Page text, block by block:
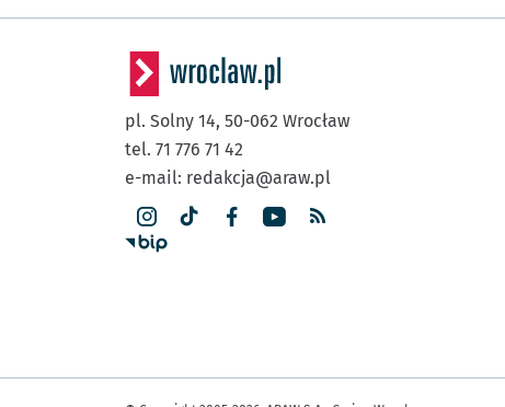
pl. Solny 14, 50-062 Wrocław
tel. 71 776 71 42
e-mail: redakcja@araw.pl